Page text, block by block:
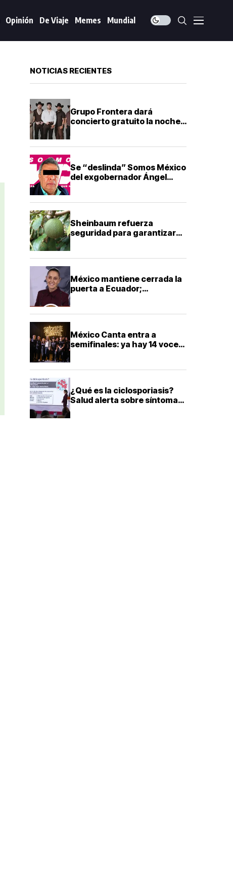
Opinión De Viaje Memes Mundial
NOTICIAS RECIENTES
Grupo Frontera dará
concierto gratuito la noche
Se “deslinda” Somos México
del exgobernador Ángel
Sheinbaum refuerza
seguridad para garantizar
México mantiene cerrada la
puerta a Ecuador;
México Canta entra a
semifinales: ya hay 14 voces
¿Qué es la ciclosporiasis?
Salud alerta sobre síntomas